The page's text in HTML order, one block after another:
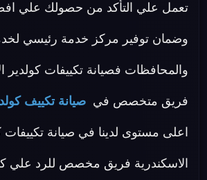
تعمل علي التأكد من حصولك علي
وضمان توفير مركز خدمة رئيسي
والمحافظات فصيانة تكييفات كولدير
فريق متخصص في صيانة تكييف
اعلى مستوى لدينا في صيانة تكييفات
الاسكندرية فريق مخصص للرد علي